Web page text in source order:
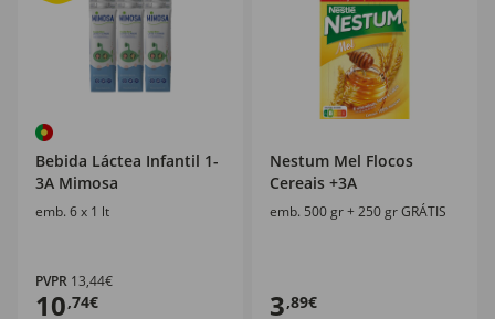
Bebida Láctea Infantil 1-
3A Mimosa
emb. 6 x 1 lt
PVPR 13,44€
10,74€
Nestum Mel Flocos
Cereais +3A
emb. 500 gr + 250 gr GRÁTIS
3,89€